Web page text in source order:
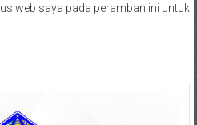
web saya pada peramban ini untuk